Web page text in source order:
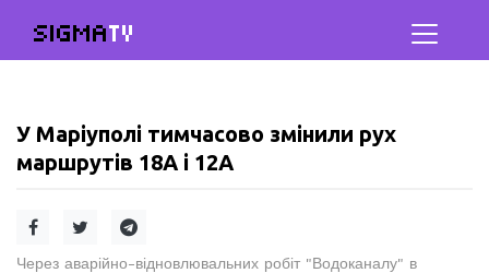
SIGMATV
У Маріуполі тимчасово змінили рух
маршрутів 18А і 12А
Через аварійно-відновлювальних робіт "Водоканалу" в